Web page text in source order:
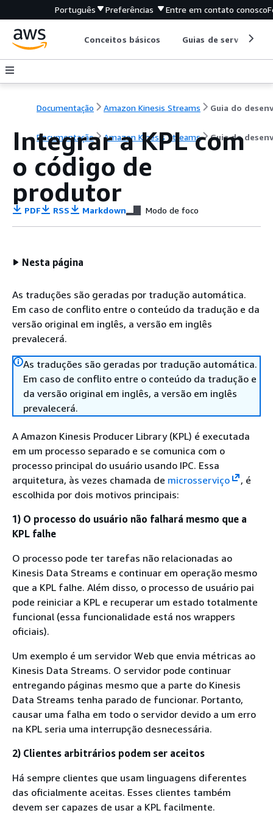
Português Preferências Entre em contato conosco
Conceitos básicos Guias de serviço
Documentação Amazon Kinesis Streams
Documentação Amazon Kinesis Streams Guia do
Integrar a KPL com
o código de
produtor
PDF RSS Markdown Modo de foco
Nesta página
As traduções são geradas por tradução automática.
Em caso de conflito entre o conteúdo da tradução e da
versão original em inglês, a versão em inglês
prevalecerá.
As traduções são geradas por tradução automática.
Em caso de conflito entre o conteúdo da tradução e
da versão original em inglês, a versão em inglês
prevalecerá.
A Amazon Kinesis Producer Library (KPL) é executada
em um processo separado e se comunica com o
processo principal do usuário usando IPC. Essa
arquitetura, às vezes chamada de microsserviço
, é
escolhida por dois motivos principais:
1) O processo do usuário não falhará mesmo que a
KPL falhe
O processo pode ter tarefas não relacionadas ao
Kinesis Data Streams e continuar em operação mesmo
que a KPL falhe. Além disso, o processo de usuário pai
pode reiniciar a KPL e recuperar um estado totalmente
funcional (essa funcionalidade está nos wrappers
oficiais).
Um exemplo é um servidor Web que envia métricas ao
Kinesis Data Streams. O servidor pode continuar
entregando páginas mesmo que a parte do Kinesis
Data Streams tenha parado de funcionar. Portanto,
causar uma falha em todo o servidor devido a um erro
na KPL seria uma interrupção desnecessária.
2) Clientes arbitrários podem ser aceitos
Há sempre clientes que usam linguagens diferentes
das oficialmente aceitas. Esses clientes também
devem ser capazes de usar a KPL facilmente.